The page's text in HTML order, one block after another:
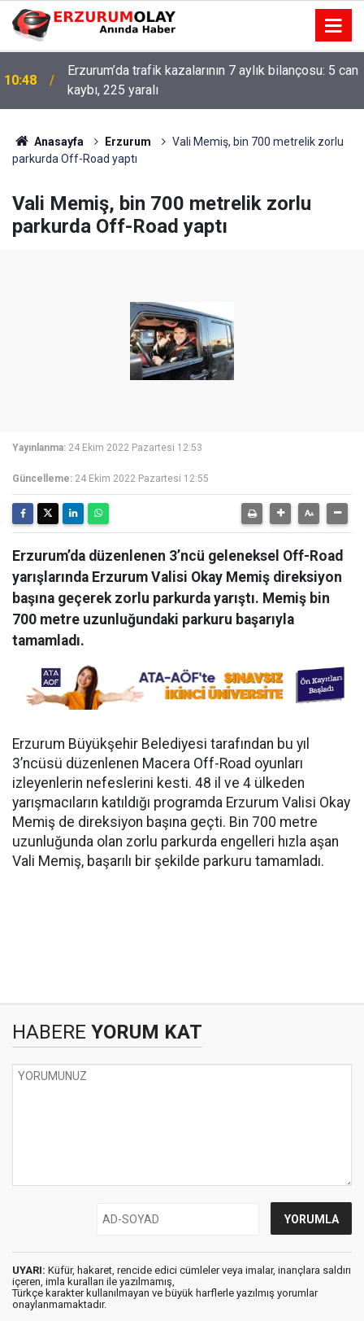
10:48
Erzurum’da trafik kazalarının 7 aylık bilançosu: 5 can
kaybı, 225 yaralı
Anasayfa Erzurum
Vali Memiş, bin 700 metrelik zorlu
parkurda Off-Road yaptı
Vali Memiş, bin 700 metrelik zorlu
parkurda Off-Road yaptı
Yayınlanma: 24 Ekim 2022 Pazartesi 12:53
Güncelleme: 24 Ekim 2022 Pazartesi 12:55
Erzurum’da düzenlenen 3’ncü geleneksel Off-Road
yarışlarında Erzurum Valisi Okay Memiş direksiyon
başına geçerek zorlu parkurda yarıştı. Memiş bin
700 metre uzunluğundaki parkuru başarıyla
tamamladı.
Erzurum Büyükşehir Belediyesi tarafından bu yıl
3’ncüsü düzenlenen Macera Off-Road oyunları
izleyenlerin nefeslerini kesti. 48 il ve 4 ülkeden
yarışmacıların katıldığı programda Erzurum Valisi Okay
Memiş de direksiyon başına geçti. Bin 700 metre
uzunluğunda olan zorlu parkurda engelleri hızla aşan
Vali Memiş, başarılı bir şekilde parkuru tamamladı.
HABERE YORUM KAT
UYARI: Küfür, hakaret, rencide edici cümleler veya imalar, inançlara saldırı
içeren, imla kuralları ile yazılmamış,
Türkçe karakter kullanılmayan ve büyük harflerle yazılmış yorumlar
onaylanmamaktadır.